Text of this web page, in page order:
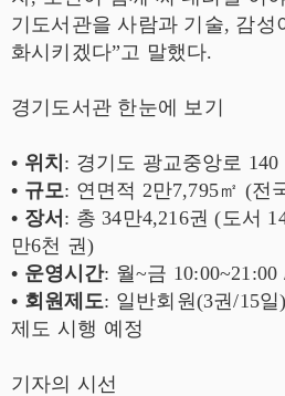
기도서관을 사람과 기술, 감성
화시키겠다”고 말했다.
경기도서관 한눈에 보기
• 위치 : 경기도 광교중앙로 140
• 규모: 연면적 2만7,795㎡ (전
• 장서 : 총 34만4,216권 (도서
만6천 권)
• 운영시간: 월~금 10:00~21:00
• 회원제도: 일반회원(3권/15
제도 시행 예정
기자의 시선